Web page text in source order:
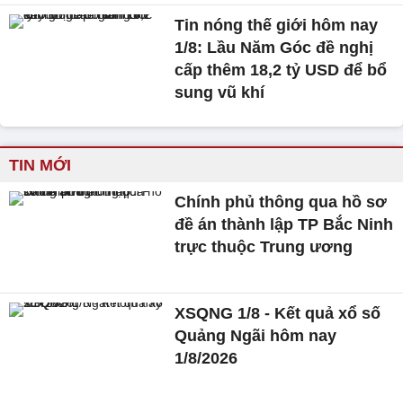
Tin nóng thế giới hôm nay
1/8: Lầu Năm Góc đề nghị
cấp thêm 18,2 tỷ USD để bổ
sung vũ khí
TIN MỚI
Chính phủ thông qua hồ sơ
đề án thành lập TP Bắc Ninh
trực thuộc Trung ương
XSQNG 1/8 - Kết quả xổ số
Quảng Ngãi hôm nay
1/8/2026